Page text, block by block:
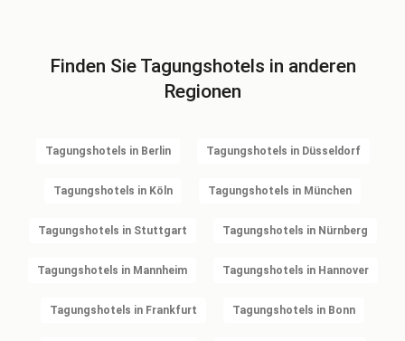
Finden Sie Tagungshotels in anderen
Regionen
Tagungshotels in Berlin Tagungshotels in Düsseldorf
Tagungshotels in Köln Tagungshotels in München
Tagungshotels in Stuttgart Tagungshotels in Nürnberg
Tagungshotels in Mannheim Tagungshotels in Hannover
Tagungshotels in Frankfurt Tagungshotels in Bonn